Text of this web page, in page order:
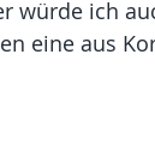
würde ich
eine aus